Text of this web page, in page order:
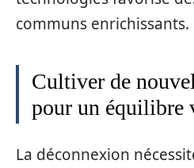
communs enrichissants.
Cultiver de
pour un équilibre
La déconnexion